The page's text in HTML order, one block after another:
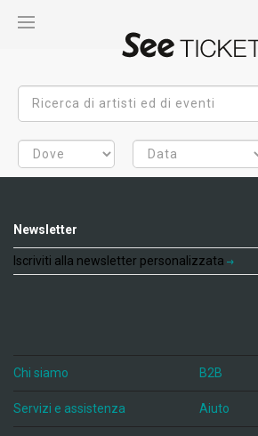
Newsletter
Iscriviti alla newsletter personalizzata
Chi siamo B2B
Servizi e assistenza Aiuto